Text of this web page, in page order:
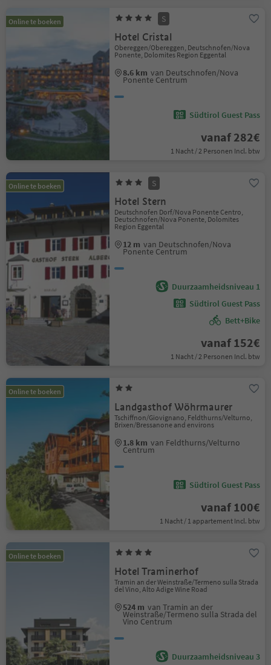
Online te boeken S
Hotel Cristal
Obereggen/Obereggen, Deutschnofen/Nova
Ponente, Dolomites Region Eggental
8.6 km van Deutschnofen/Nova
Ponente Centrum
Südtirol Guest Pass
vanaf 282€
1 Nacht / 2 Personen Incl. btw
Online te boeken S
Hotel Stern
Deutschnofen Dorf/Nova Ponente Centro,
Deutschnofen/Nova Ponente, Dolomites
Region Eggental
12 m van Deutschnofen/Nova
Ponente Centrum
Duurzaamheidsniveau 1
Südtirol Guest Pass
Bett+Bike
vanaf 152€
1 Nacht / 2 Personen Incl. btw
Online te boeken
Landgasthof Wöhrmaurer
Tschiffnon/Giovignano, Feldthurns/Velturno,
Brixen/Bressanone and environs
1.8 km van Feldthurns/Velturno
Centrum
Südtirol Guest Pass
vanaf 100€
1 Nacht / 1 appartement Incl. btw
Online te boeken
Hotel Traminerhof
Tramin an der Weinstraße/Termeno sulla Strada
del Vino, Alto Adige Wine Road
524 m van Tramin an der
Weinstraße/Termeno sulla Strada del
Vino Centrum
Duurzaamheidsniveau 3